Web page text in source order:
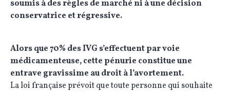
soumis à des règles de marché ni à une décision
conservatrice et régressive.
Alors que 70% des IVG s’effectuent par voie
médicamenteuse, cette pénurie constitue une
entrave gravissime au droit à l’avortement.
La loi française prévoit que toute personne qui souhaite